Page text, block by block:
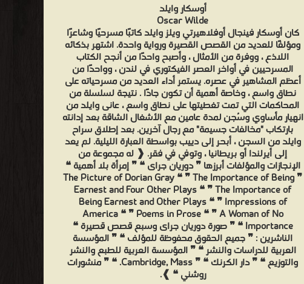
أوسكار وايلد
Oscar Wilde
كان أوسكار فينجال أوفلاهيرتي ويلز وايلد كاتبًا مسرحيًا وشاعرًا
ومؤلفًا للعديد من القصص القصيرة ورواية واحدة. اشتهر بذكائه
اللاذع ، ووفرة من الأمثال ، وأصبح واحدًا من أنجح الكتاب
المسرحيين في أواخر العصر الفيكتوري في لندن ، وواحدًا من
أعظم المشاهير في عصره. يستمر أداء العديد من مسرحياته على
نطاق واسع ، وخاصة أهمية أن تكون جادًا . نتيجة لسلسلة من
المحاكمات التي تمت تغطيتها على نطاق واسع ، عانى وايلد من
انهيار مأساوي وسُجن لمدة عامين مع الأشغال الشاقة بعد إدانته
بارتكاب "مخالفات جسيمة" مع رجال آخرين. بعد إطلاق سراح
وايلد من السجن ، أبحر إلى دييب بواسطة العبارة الليلية. لم يعد
إلى أيرلندا أو بريطانيا ، وتوفي في فقر. ❰ له مجموعة من
الإنجازات والمؤلفات أبرزها ❞ دوريان جراى ❝ ❞ إمرأة بلا أهمية ❝
❞ The Picture of Dorian Gray ❝ ❞ The Importance of Being
Earnest and Four Other Plays ❝ ❞ The Importance of
Being Earnest and Other Plays ❝ ❞ Impressions of
America ❝ ❞ Poems in Prose ❝ ❞ A Woman of No
Importance ❝ ❞ صورة دوريان جراى وسبع قصص قصيرة ❝
الناشرين : ❞ جميع الحقوق محفوظة للمؤلف ❝ ❞ المؤسسة
العربية للدراسات والنشر ❝ ❞ المؤسسة العربية للطبع والنشر
والتوزيع ❝ ❞ دار الكرنك ❝ ❞ Cambridge, Mass. ❝ ❞ منشورات
روشني ❝ ❱.